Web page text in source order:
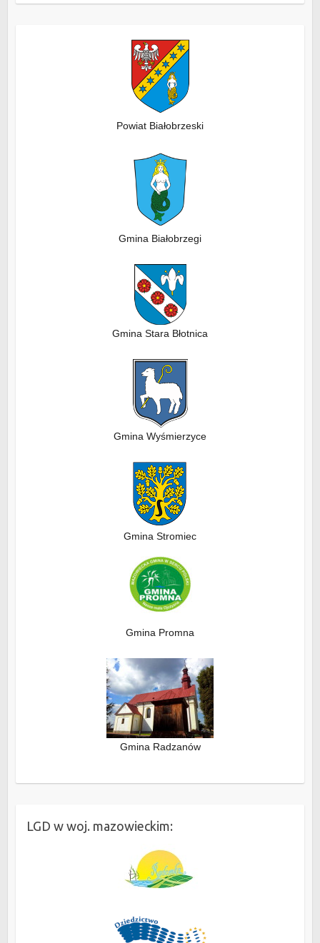
Powiat Białobrzeski
Gmina Białobrzegi
Gmina Stara Błotnica
Gmina Wyśmierzyce
Gmina Stromiec
Gmina Promna
Gmina Radzanów
LGD w woj. mazowieckim: